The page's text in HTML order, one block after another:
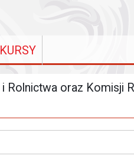
Rolnictwa oraz Komisji